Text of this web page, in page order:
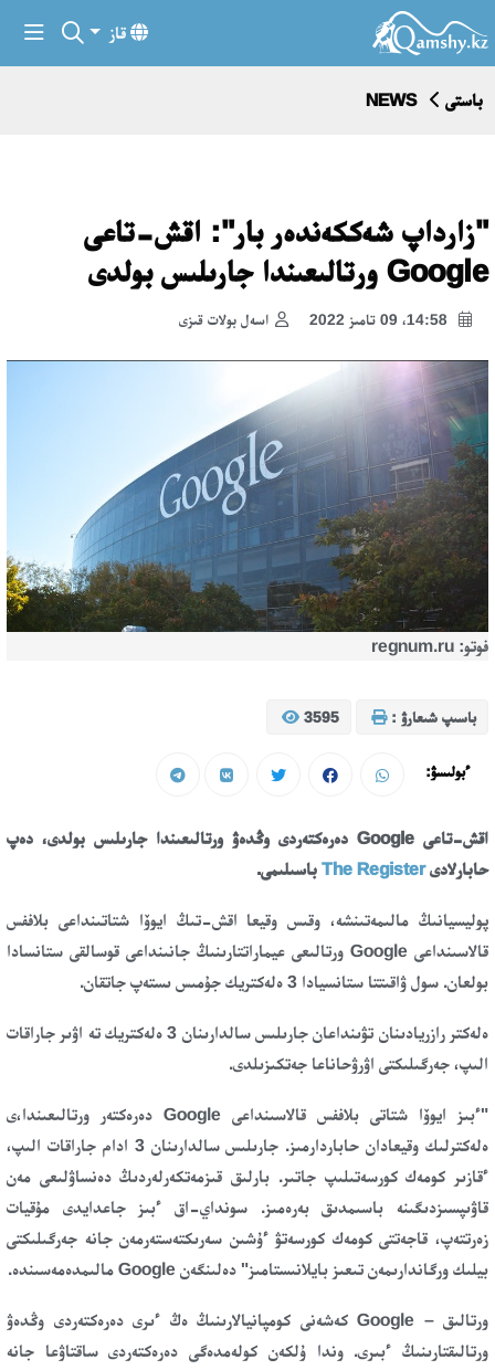
قاز
باستى NEWS
"زارداپ شەككەندەر بار": اقش-تاعى
Google ورتالىعىندا جارىلىس بولدى
اسەل بولات قىزى
فوتو: regnum.ru
باسىپ شىعارۋ : 3595
ءبولىسۋ:
اقش-تاعى
Google دەرەكتەردى وڭدەۋ ورتالىعىندا جارىلىس بولدى، دەپ
حابارلادىThe Register باسىلىمى.
پوليسيانىڭ مالىمەتىنشە، وقىس وقيعا اقش-تىڭ ايوۆا شتاتىنداعى بلاففس
قالاسىنداعى Google ورتالىعى عيماراتتارىنىڭ جانىنداعى قوسالقى ستانسادا
بولعان. سول ۋاقىتتا ستانسيادا 3 ەلەكتريك جۇمىس ىستەپ جاتقان.
ەلەكتر رازريادىنان تۋىنداعان جارىلىس سالدارىنان 3 ەلەكتريك تە اۋىر جاراقات
الىپ، جەرگىلىكتى اۋرۋحاناعا جەتكىزىلدى.
"ءبىز ايوۆا شتاتى بلاففس قالاسىنداعى Google دەرەكتەر ورتالىعىندا،ى
ەلەكترلىك وقيعادان حاباردارمىز. جارىلىس سالدارىنان 3 ادام جاراقات الىپ،
ءقازىر كومەك كورسەتىلىپ جاتىر. بارلىق قىزمەتكەرلەردىڭ دەنساۋلىعى مەن
قاۋىپسىزدىگىنە باسىمدىق بەرەمىز. سونداي-اق ءبىز جاعدايدى مۇقيات
زەرتتەپ، قاجەتتى كومەك كورسەتۋ ءۇشىن سەرىكتەستەرمەن جانە جەرگىلىكتى
بيلىك ورگاندارىمەن تىعىز بايلانىستامىز" دەلىنگەن Google مالىمدەمەسىندە.
ورتالىق – Google كەشەنى كومپانيالارىنىڭ ەڭ ءىرى دەرەكتەردى وڭدەۋ
ورتالىقتارىنىڭ ءبىرى. وندا ۇلكەن كولەمدەگى دەرەكتەردى ساقتاۋعا جانە